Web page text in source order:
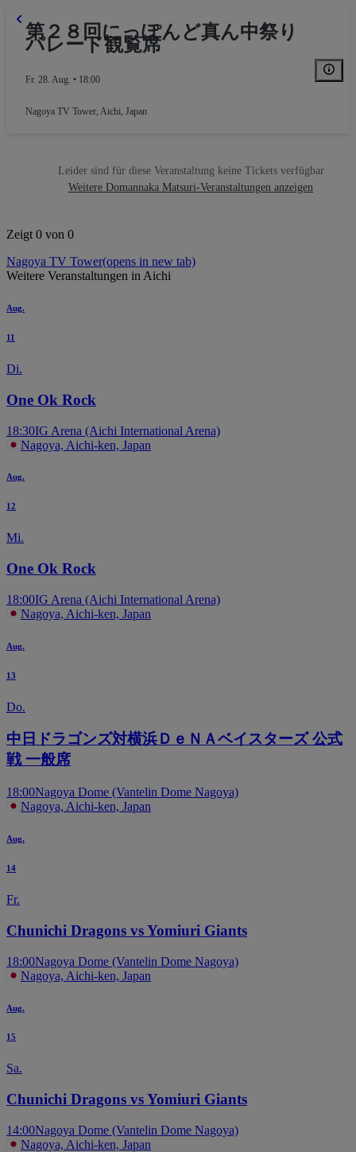
第２８回にっぽんど真ん中祭り
パレード観覧席
Fr. 28. Aug. • 18:00
Nagoya TV Tower, Aichi, Japan
Leider sind für diese Veranstaltung keine Tickets verfügbar
Weitere Domannaka Matsuri-Veranstaltungen anzeigen
Zeigt 0 von 0
Nagoya TV Tower(opens in new tab)
Weitere Veranstaltungen in Aichi
Aug.
11
Di.
One Ok Rock
18:30IG Arena (Aichi International Arena)
Nagoya, Aichi-ken, Japan
Aug.
12
Mi.
One Ok Rock
18:00IG Arena (Aichi International Arena)
Nagoya, Aichi-ken, Japan
Aug.
13
Do.
中日ドラゴンズ対横浜ＤｅＮＡベイスターズ 公式
戦 一般席
18:00Nagoya Dome (Vantelin Dome Nagoya)
Nagoya, Aichi-ken, Japan
Aug.
14
Fr.
Chunichi Dragons vs Yomiuri Giants
18:00Nagoya Dome (Vantelin Dome Nagoya)
Nagoya, Aichi-ken, Japan
Aug.
15
Sa.
Chunichi Dragons vs Yomiuri Giants
14:00Nagoya Dome (Vantelin Dome Nagoya)
Nagoya, Aichi-ken, Japan